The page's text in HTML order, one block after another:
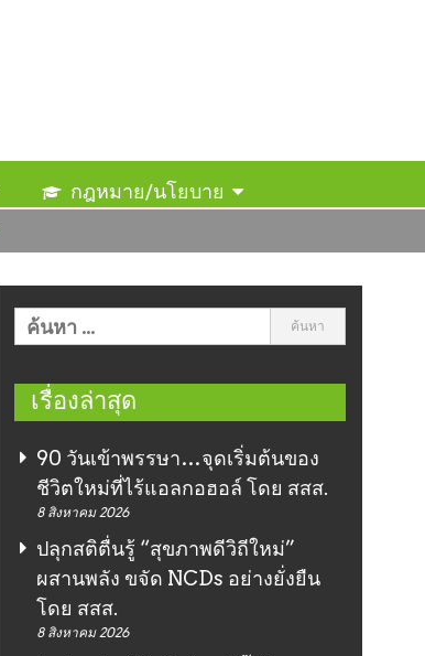
กฎหมาย/นโยบาย
เรื่องล่าสุด
90 วันเข้าพรรษา…จุดเริ่มต้นของ
ชีวิตใหม่ที่ไร้แอลกอฮอล์ โดย สสส.
8 สิงหาคม 2026
ปลุกสติตื่นรู้ “สุขภาพดีวิถีใหม่”
ผสานพลัง ขจัด NCDs อย่างยั่งยืน
โดย สสส.
8 สิงหาคม 2026